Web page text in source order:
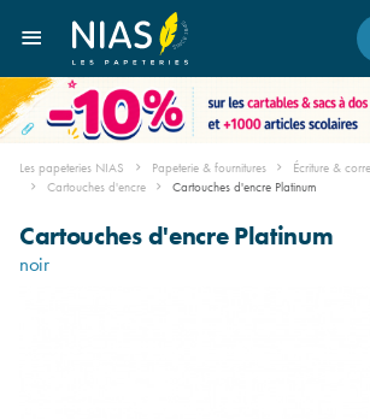
Les papeteries NIAS Papeterie & fournitures Écriture &
Cartouches d'encre
Cartouches d'encre Platinum
Cartouches d'encre Platinum
noir